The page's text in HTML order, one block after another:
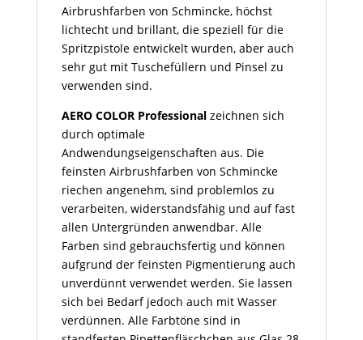
Airbrushfarben von Schmincke, höchst
lichtecht und brillant, die speziell für die
Spritzpistole entwickelt wurden, aber auch
sehr gut mit Tuschefüllern und Pinsel zu
verwenden sind.
AERO COLOR Professionalzeichnen sich
durch optimale
Andwendungseigenschaften aus. Die
feinsten Airbrushfarben von Schmincke
riechen angenehm, sind problemlos zu
verarbeiten, widerstandsfähig und auf fast
allen Untergründen anwendbar. Alle
Farben sind gebrauchsfertig und können
aufgrund der feinsten Pigmentierung auch
unverdünnt verwendet werden. Sie lassen
sich bei Bedarf jedoch auch mit Wasser
verdünnen. Alle Farbtöne sind in